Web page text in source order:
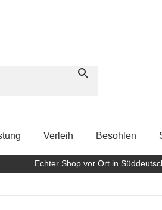
Verleih Besohlen
Echter Shop vor Ort in